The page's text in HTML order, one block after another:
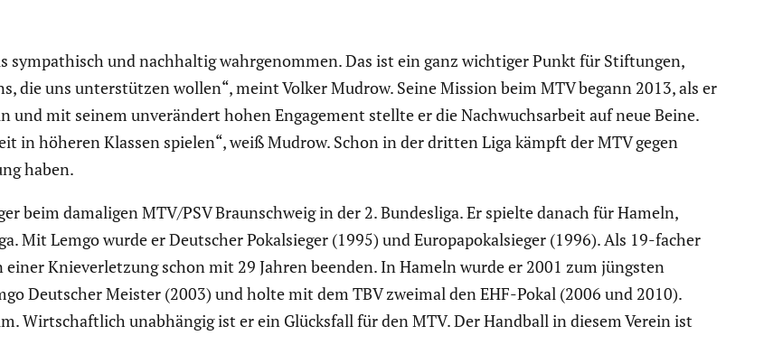
sympa­thisch und nachhaltig wahrge­nommen. Das ist ein ganz wichtiger Punkt für Stiftungen,
die uns unter­stützen wollen“, meint Volker Mudrow. Seine Mission beim MTV begann 2013, als er
mit seinem unver­än­dert hohen Engage­ment stellte er die Nachwuchs­ar­beit auf neue Beine.
in höheren Klassen spielen“, weiß Mudrow. Schon in der dritten Liga kämpft der MTV gegen
haben.
beim damaligen MTV/PSV Braun­schweig in der 2. Bundes­liga. Er spielte danach für Hameln,
Mit Lemgo wurde er Deutscher Pokal­sieger (1995) und Europa­po­kal­sieger (1996). Als 19-facher
Kniever­let­zung schon mit 29 Jahren beenden. In Hameln wurde er 2001 zum jüngsten
Deutscher Meister (2003) und holte mit dem TBV zweimal den EHF-Pokal (2006 und 2010).
Wirtschaft­lich unabhängig ist er ein Glücks­fall für den MTV. Der Handball in diesem Verein ist